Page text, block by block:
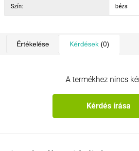
Szín: bézs
Értékelése Kérdések(0)
A termékhez nincs
Kérdés írása